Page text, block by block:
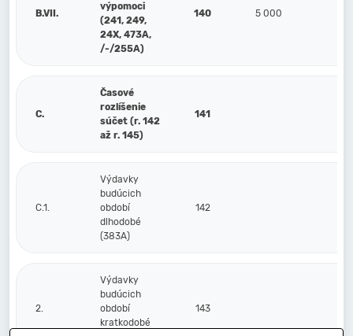
B.VII.
výpomoci
(241, 249,
24X, 473A,
/-/255A)
140 5 000
C.
Časové
rozlíšenie
súčet (r. 142
až r. 145)
141
C.1.
Výdavky
budúcich
období
dlhodobé
(383A)
142
2.
Výdavky
budúcich
období
kratkodobé
143